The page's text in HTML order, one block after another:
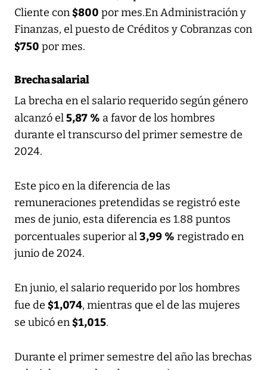
Cliente con $800 por mes.En Administración y
Finanzas, el puesto de Créditos y Cobranzas con
$750 por mes.
Brecha salarial
La brecha en el salario requerido según género
alcanzó el5,87 % a favor de los hombres
durante el transcurso del primer semestre de
2024.
Este pico en la diferencia de las
remuneraciones pretendidas se registró este
mes de junio, esta diferencia es 1.88 puntos
porcentuales superior al3,99 % registrado en
junio de 2024.
En junio, el salario requerido por los hombres
fue de $1,074, mientras que el de las mujeres
se ubicó en $1,015.
Durante el primer semestre del año las brechas